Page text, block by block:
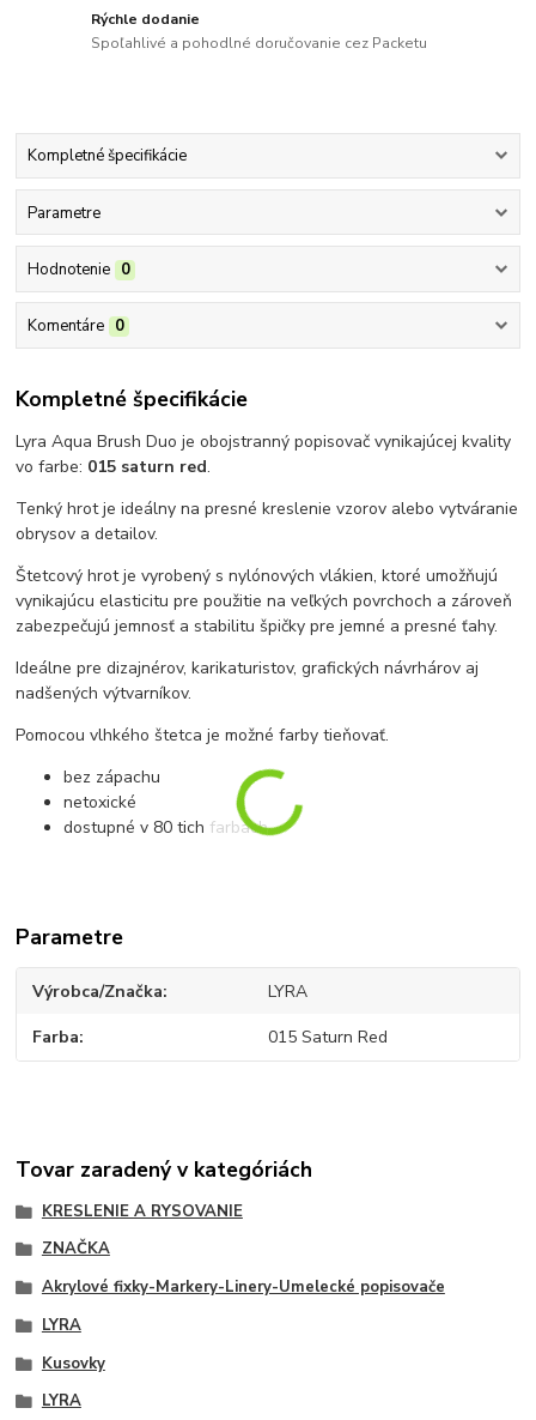
Rýchle dodanie
Spoľahlivé a pohodlné doručovanie cez Packetu
Kompletné špecifikácie
Parametre
Hodnotenie 0
Komentáre 0
Kompletné špecifikácie
Lyra Aqua Brush Duo je obojstranný popisovač vynikajúcej kvality
vo farbe: 015 saturn red.
Tenký hrot je ideálny na presné kreslenie vzorov alebo vytváranie
obrysov a detailov.
Štetcový hrot je vyrobený s nylónových vlákien, ktoré umožňujú
vynikajúcu elasticitu pre použitie na veľkých povrchoch a zároveň
zabezpečujú jemnosť a stabilitu špičky pre jemné a presné ťahy.
Ideálne pre dizajnérov, karikaturistov, grafických návrhárov aj
nadšených výtvarníkov.
Pomocou vlhkého štetca je možné farby tieňovať.
bez zápachu
netoxické
dostupné v 80 tich farbách
Parametre
Výrobca/Značka LYRA
Farba 015 Saturn Red
Tovar zaradený v kategóriách
KRESLENIE A RYSOVANIE
ZNAČKA
Akrylové fixky-Markery-Linery-Umelecké popisovače
LYRA
Kusovky
LYRA